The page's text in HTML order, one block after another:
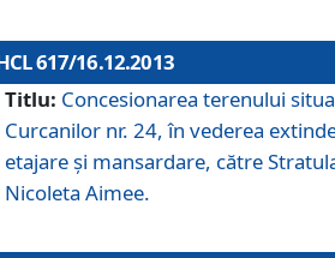
617/16.12.2013
Titlu: Concesionarea terenului
Curcanilor nr. 24, în vederea
etajare şi mansardare, către
Nicoleta Aimee.